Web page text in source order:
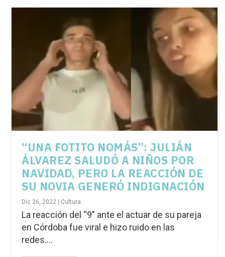
“UNA FOTITO NOMÁS”: JULIÁN
ÁLVAREZ SALUDÓ A NIÑOS POR
NAVIDAD, PERO LA REACCIÓN DE
SU NOVIA GENERÓ INDIGNACIÓN
Dic 26, 2022 | Cultura
La reacción del “9″ ante el actuar de su pareja
en Córdoba fue viral e hizo ruido en las
redes....